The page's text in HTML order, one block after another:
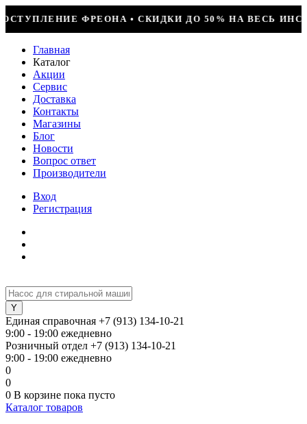
ДО 50% НА ВЕСЬ ИНСТРУМЕНТ • КОМПРЕССОР
Главная
Каталог
Акции
Сервис
Доставка
Контакты
Магазины
Блог
Новости
Вопрос ответ
Производители
Вход
Регистрация
Единая справочная +7 (913) 134-10-21
9:00 - 19:00 ежедневно
Розничный отдел +7 (913) 134-10-21
9:00 - 19:00 ежедневно
0
0
0 В корзине пока пусто
Каталог товаров